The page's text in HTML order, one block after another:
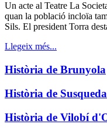
Un acte al Teatre La
quan la població incloïa
Sils. El president Torra
Llegeix més...
Història de Brunyola
Història de Susqueda
Història de Vilobí